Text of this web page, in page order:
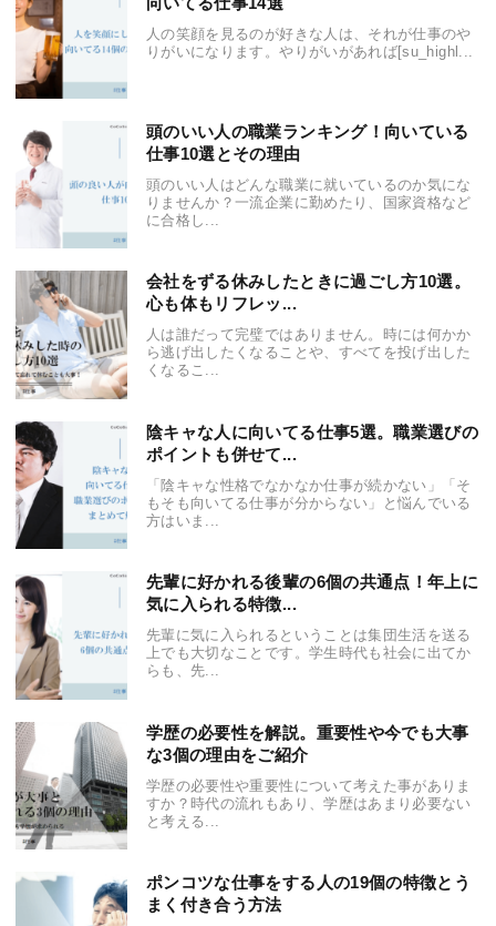
人の笑顔を見るのが好きな人は、それが仕事のや
りがいになります。やりがいがあれば[su_highl...
頭のいい人の職業ランキング！向いている
仕事10選とその理由
頭のいい人はどんな職業に就いているのか気にな
りませんか？一流企業に勤めたり、国家資格など
に合格し...
会社をずる休みしたときに過ごし方10選。
心も体もリフレッ...
人は誰だって完璧ではありません。時には何かか
ら逃げ出したくなることや、すべてを投げ出した
くなるこ...
陰キャな人に向いてる仕事5選。職業選びの
ポイントも併せて...
「陰キャな性格でなかなか仕事が続かない」「そ
もそも向いてる仕事が分からない」と悩んでいる
方はいま...
先輩に好かれる後輩の6個の共通点！年上に
気に入られる特徴...
先輩に気に入られるということは集団生活を送る
上でも大切なことです。学生時代も社会に出てか
らも、先...
学歴の必要性を解説。重要性や今でも大事
な3個の理由をご紹介
学歴の必要性や重要性について考えた事がありま
すか？時代の流れもあり、学歴はあまり必要ない
と考える...
ポンコツな仕事をする人の19個の特徴とう
まく付き合う方法